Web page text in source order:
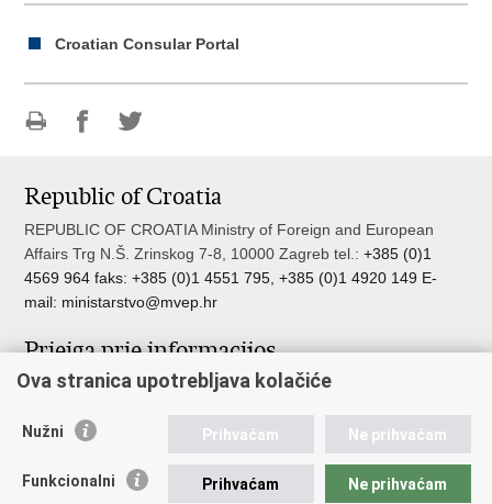
Croatian Consular Portal
page
FacebookTwitteru
Republic of Croatia
REPUBLIC OF CROATIA Ministry of Foreign and European
Affairs Trg N.Š. Zrinskog 7-8, 10000 Zagreb tel.:+385 (0)1
4569 964 faks: +385 (0)1 4551 795, +385 (0)1 4920 149 E-
mail: ministarstvo@mvep.hr
Prieiga prie informacijos
Pristup informacijama
Nepravilnosti
Ova stranica upotrebljava kolačiće
Nužni Prihvaćam Ne prihvaćam
Funkcionalni Prihvaćam Ne prihvaćam